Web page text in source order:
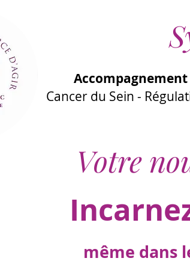
Cancer du Sein -
Votre
même dans